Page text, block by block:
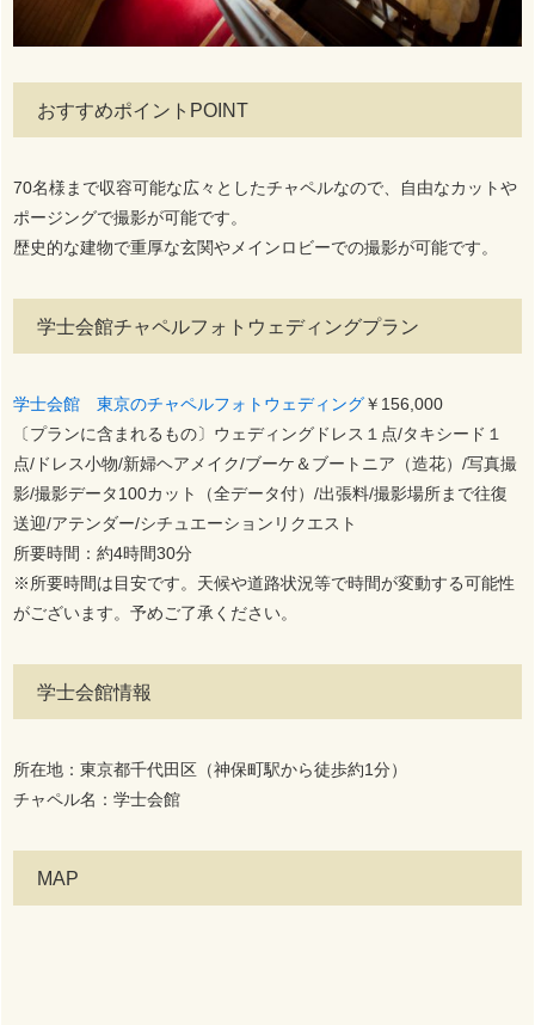
おすすめポイントPOINT
70名様まで収容可能な広々としたチャペルなので、自由なカットや
ポージングで撮影が可能です。
歴史的な建物で重厚な玄関やメインロビーでの撮影が可能です。
学士会館チャペルフォトウェディングプラン
学士会館 東京のチャペルフォトウェディング￥156,000
〔プランに含まれるもの〕ウェディングドレス１点/タキシード１
点/ドレス小物/新婦ヘアメイク/ブーケ＆ブートニア（造花）/写真撮
影/撮影データ100カット（全データ付）/出張料/撮影場所まで往復
送迎/アテンダー/シチュエーションリクエスト
所要時間：約4時間30分
※所要時間は目安です。天候や道路状況等で時間が変動する可能性
がございます。予めご了承ください。
学士会館情報
所在地：東京都千代田区（神保町駅から徒歩約1分）
チャペル名：学士会館
MAP